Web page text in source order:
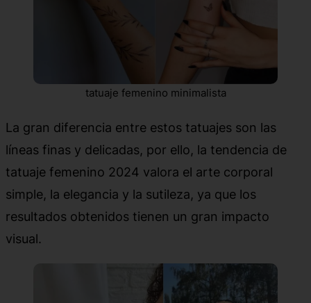
tatuaje femenino minimalista
La gran diferencia entre estos tatuajes son las
líneas finas y delicadas, por ello, la tendencia de
tatuaje femenino 2024 valora el arte corporal
simple, la elegancia y la sutileza, ya que los
resultados obtenidos tienen un gran impacto
visual.